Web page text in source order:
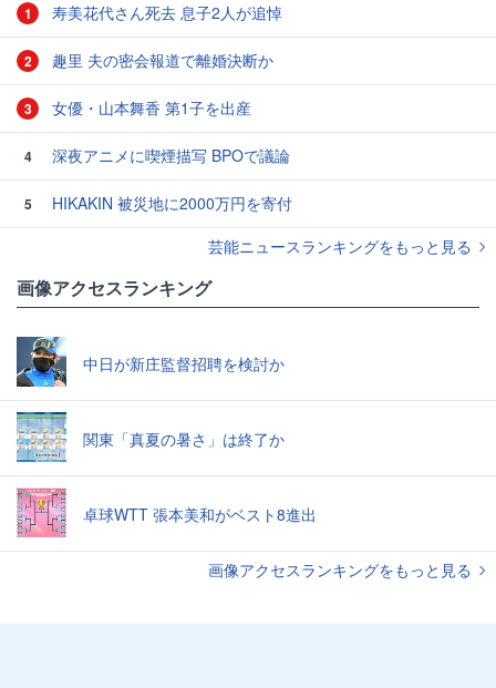
1 寿美花代さん死去 息子2人が追悼
2 趣里 夫の密会報道で離婚決断か
3 女優・山本舞香 第1子を出産
4 深夜アニメに喫煙描写 BPOで議論
5
HIKAKIN 被災地に2000万円を寄付
芸能ニュースランキングをもっと見る
画像アクセスランキング
中日が新庄監督招聘を検討か
関東「真夏の暑さ」は終了か
卓球WTT 張本美和がベスト8進出
画像アクセスランキングをもっと見る